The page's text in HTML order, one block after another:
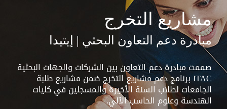
مشاريع التخرج
مبادرة دعم التعاون البحثي | إيتيدا
صممت مبادرة دعم التعاون بين الشركات والجهات البحثية
ITAC برنامج دعم مشاريع التخرج ضمن مشاريع طلبة
الجامعات لطلاب السنة الأخيرة والمسجلين في كليات
الهندسة وعلوم الحاسب الآلي. ​​​